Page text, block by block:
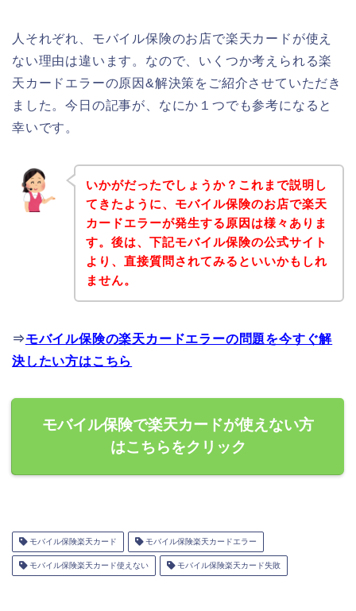
人それぞれ、モバイル保険のお店で楽天カードが使え
ない理由は違います。なので、いくつか考えられる楽
天カードエラーの原因&解決策をご紹介させていただき
ました。今日の記事が、なにか１つでも参考になると
幸いです。
いかがだったでしょうか？これまで説明し
てきたように、モバイル保険のお店で楽天
カードエラーが発生する原因は様々ありま
す。後は、下記モバイル保険の公式サイト
より、直接質問されてみるといいかもしれ
ません。
⇒モバイル保険の楽天カードエラーの問題を今すぐ解
決したい方はこちら
モバイル保険で楽天カードが使えない方
はこちらをクリック
モバイル保険楽天カード モバイル保険楽天カードエラー
モバイル保険楽天カード使えない モバイル保険楽天カード失敗